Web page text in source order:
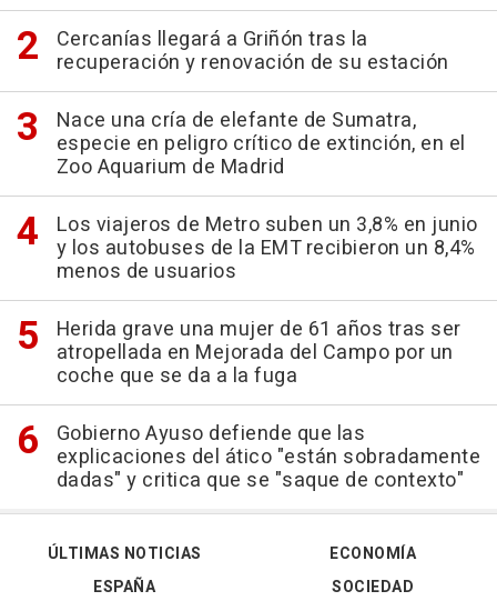
Cercanías llegará a Griñón tras la
recuperación y renovación de su estación
Nace una cría de elefante de Sumatra,
especie en peligro crítico de extinción, en el
Zoo Aquarium de Madrid
Los viajeros de Metro suben un 3,8% en junio
y los autobuses de la EMT recibieron un 8,4%
menos de usuarios
Herida grave una mujer de 61 años tras ser
atropellada en Mejorada del Campo por un
coche que se da a la fuga
Gobierno Ayuso defiende que las
explicaciones del ático "están sobradamente
dadas" y critica que se "saque de contexto"
ÚLTIMAS NOTICIAS
ESPAÑA
ECONOMÍA
SOCIEDAD